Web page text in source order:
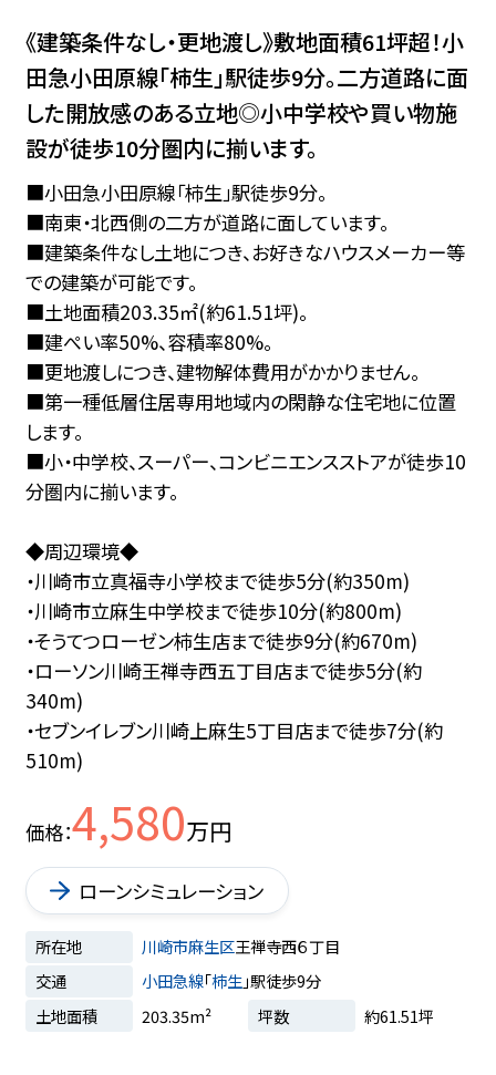
《建築条件なし・更地渡し》敷地面積61坪超！小
田急小田原線「柿生」駅徒歩9分。二方道路に面
した開放感のある立地◎小中学校や買い物施
設が徒歩10分圏内に揃います。
■小田急小田原線「柿生」駅徒歩9分。
■南東・北西側の二方が道路に面しています。
■建築条件なし土地につき、お好きなハウスメーカー等
での建築が可能です。
■土地面積203.35㎡(約61.51坪)。
■建ぺい率50%、容積率80%。
■更地渡しにつき、建物解体費用がかかりません。
■第一種低層住居専用地域内の閑静な住宅地に位置
します。
■小・中学校、スーパー、コンビニエンスストアが徒歩10
分圏内に揃います。
◆周辺環境◆
・川崎市立真福寺小学校まで徒歩5分(約350m)
・川崎市立麻生中学校まで徒歩10分(約800m)
・そうてつローゼン柿生店まで徒歩9分(約670m)
・ローソン川崎王禅寺西五丁目店まで徒歩5分(約
340m)
・セブンイレブン川崎上麻生5丁目店まで徒歩7分(約
510m)
価格 4,580万円
ローンシミュレーション
所在地 川崎市麻生区王禅寺西６丁目
交通
小田急線「柿生」駅徒歩9分
土地面積
203.35m² 坪数 約61.51坪